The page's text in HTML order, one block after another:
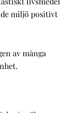
miljö positivt
av många